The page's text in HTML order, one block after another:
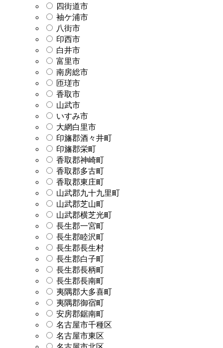
四街道市
袖ケ浦市
八街市
印西市
白井市
富里市
南房総市
匝瑳市
香取市
山武市
いすみ市
大網白里市
印旛郡酒々井町
印旛郡栄町
香取郡神崎町
香取郡多古町
香取郡東庄町
山武郡九十九里町
山武郡芝山町
山武郡横芝光町
長生郡一宮町
長生郡睦沢町
長生郡長生村
長生郡白子町
長生郡長柄町
長生郡長南町
夷隅郡大多喜町
夷隅郡御宿町
安房郡鋸南町
名古屋市千種区
名古屋市東区